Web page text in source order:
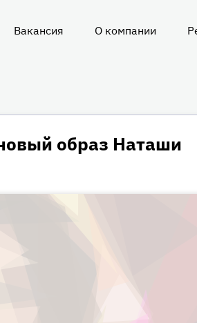
Вакансия О компании
образ Наташи